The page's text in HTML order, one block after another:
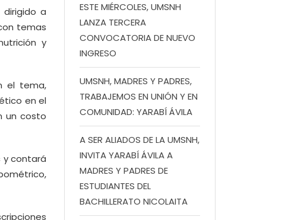
a
temas
y
el tema,
en el
un costo
y contará
ESTE MIÉRCOLES, UMSNH
LANZA TERCERA
CONVOCATORIA DE NUEVO
INGRESO
UMSNH, MADRES Y PADRES,
TRABAJEMOS EN UNIÓN Y EN
COMUNIDAD: YARABÍ ÁVILA
A SER ALIADOS DE LA UMSNH,
INVITA YARABÍ ÁVILA A
MADRES Y PADRES DE
ESTUDIANTES DEL
BACHILLERATO NICOLAITA